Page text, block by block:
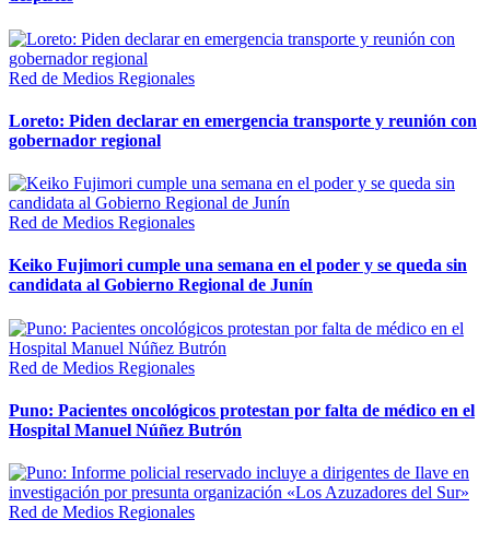
Red de Medios Regionales
Loreto: Piden declarar en emergencia transporte y reunión con
gobernador regional
Red de Medios Regionales
Keiko Fujimori cumple una semana en el poder y se queda sin
candidata al Gobierno Regional de Junín
Red de Medios Regionales
Puno: Pacientes oncológicos protestan por falta de médico en el
Hospital Manuel Núñez Butrón
Red de Medios Regionales